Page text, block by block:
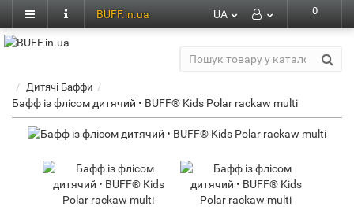
0
BUFF.in.ua UA
Дитячі Баффи
Бафф із флісом дитячий • BUFF® Kids Polar rackaw multi